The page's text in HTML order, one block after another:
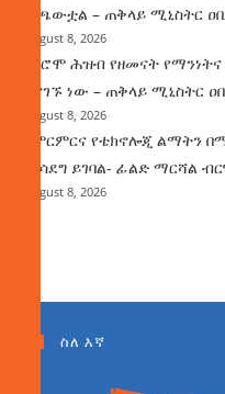
ተጫውቷል – ጠቅላይ ሚኒስትር
August 8, 2026
የኦሮሞ ሕዝብ የዘመናት
እያገኙ ነው – ጠቅላይ ሚኒስትር
August 8, 2026
የምርምርና የቴክኖሎጂ ልማትን
ማሳደግ ይገባል- ፊልድ ማርሻል
August 8, 2026
ስለ እኛ